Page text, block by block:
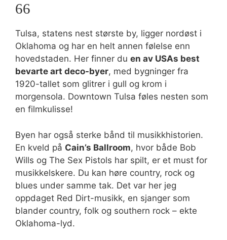
66
Tulsa, statens nest største by, ligger nordøst i
Oklahoma og har en helt annen følelse enn
hovedstaden. Her finner du en av USAs best
bevarte art deco-byer, med bygninger fra
1920-tallet som glitrer i gull og krom i
morgensola. Downtown Tulsa føles nesten som
en filmkulisse!
Byen har også sterke bånd til musikkhistorien.
En kveld på Cain’s Ballroom, hvor både Bob
Wills og The Sex Pistols har spilt, er et must for
musikkelskere. Du kan høre country, rock og
blues under samme tak. Det var her jeg
oppdaget Red Dirt-musikk, en sjanger som
blander country, folk og southern rock – ekte
Oklahoma-lyd.